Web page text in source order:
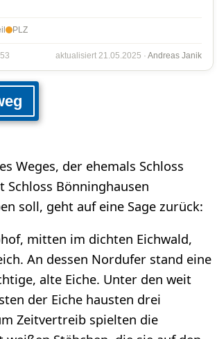
PLZ
aktualisiert 21.05.2025 ·Andreas Janik
Weges, der ehemals Schloss
Schloss Bönninghausen
soll, geht auf eine Sage zurück:
mitten im dichten Eichwald,
An dessen Nordufer stand eine
alte Eiche. Unter den weit
der Eiche hausten drei
Zeitvertreib spielten die